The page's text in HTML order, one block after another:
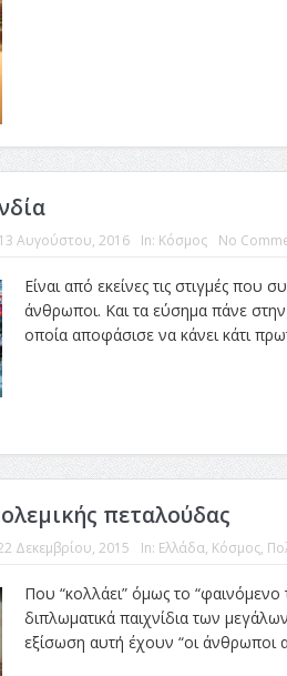
13 Αυγούστου, 2016 In: Κόσμος No
Είναι από εκείνες τις στιγμές που
άνθρωποι. Και τα εύσημα πάνε στην
οποία αποφάσισε να κάνει κάτι
πεταλούδας
Δεκεμβρίου, 2015 In: Ελλάδα, Κόσμος,
Που “κολλάει” όμως το
διπλωματικά παιχνίδια των
εξίσωση αυτή έχουν “οι άνθρωποι